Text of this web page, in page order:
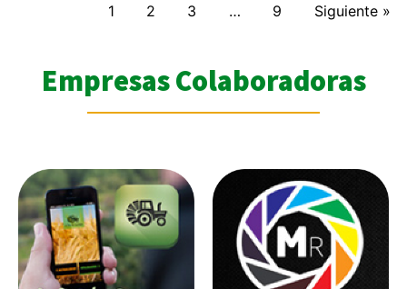
1 2 3 … 9 Siguiente »
Empresas Colaboradoras